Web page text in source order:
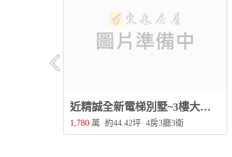
近精誠全新電梯別墅~3樓大面寬，邊間採光佳，附電梯三代同堂，靜巷住宅更宜居！
1,780 萬 約44.42坪 4房3廳3衛